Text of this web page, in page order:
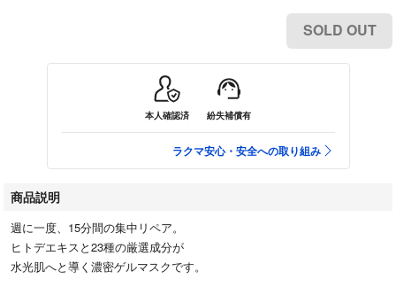
SOLD OUT
本人確認済 紛失補償有
ラクマ安心・安全への取り組み
商品説明
週に一度、15分間の集中リペア。
ヒトデエキスと23種の厳選成分が
水光肌へと導く濃密ゲルマスクです。